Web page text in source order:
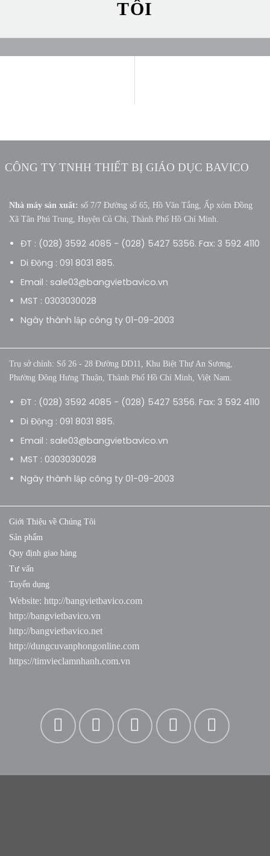
TÔI
CÔNG TY TNHH THIẾT BỊ GIÁO DỤC BAVICO
Nhà máy sản xuất: số 7/7 Đường số 65, Hồ Văn Tắng, Ấp xóm Đồng
Xã Tân Phú Trung, Huyện Củ Chi, Thành Phố Hồ Chí Minh.
ĐT : (028) 3592 4085 - (028) 5427 5356. Fax: 3 592 4110
Di Động : 091 8031 885.
Email : sale03@bangvietbavico.vn
MST : 0303030028
Ngày thành lập công ty 01-09-2003
Trụ sở chính: Số 26 - 28 Đường DD11, Khu Biệt Thự An Sương,
Phường Đông Hưng Thuận, Thành Phố Hồ Chí Minh, Việt Nam.
ĐT : (028) 3592 4085 - (028) 5427 5356. Fax: 3 592 4110
Di Động : 091 8031 885.
Email : sale03@bangvietbavico.vn
MST : 0303030028
Ngày thành lập công ty 01-09-2003
Giới Thiệu về Chúng Tôi
Sản phẩm
Quy định giao hàng
Tư vấn
Tuyển dụng
Website: http://bangvietbavico.com
http://bangvietbavico.vn
http://bangvietbavico.net
http://dungcuvanphongonline.com
https://timvieclamnhanh.com.vn